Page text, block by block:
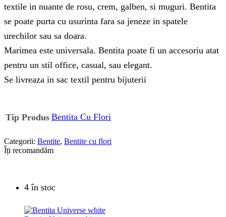
textile in nuante de rosu, crem, galben, si muguri. Bentita
se poate purta cu usurinta fara sa jeneze in spatele
urechilor sau sa doara.
Marimea este universala. Bentita poate fi un accesoriu atat
pentru un stil office, casual, sau elegant.
Se livreaza in sac textil pentru bijuterii
Tip Produs Bentita Cu Flori
Categorii: Bentite, Bentite cu flori
Îți recomandăm
4 în stoc